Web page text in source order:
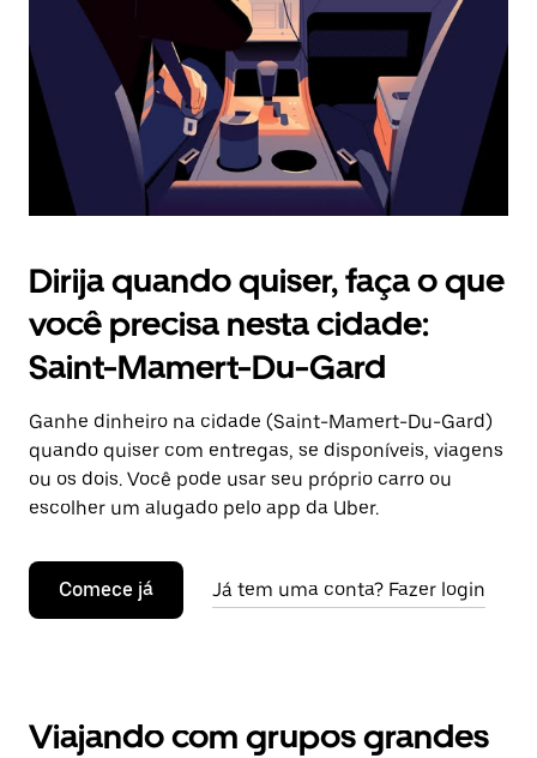
o
calendário.
Dirija quando quiser, faça o que
você precisa nesta cidade:
Saint-Mamert-Du-Gard
Ganhe dinheiro na cidade (Saint-Mamert-Du-Gard)
quando quiser com entregas, se disponíveis, viagens
ou os dois. Você pode usar seu próprio carro ou
escolher um alugado pelo app da Uber.
Comece já Já tem uma conta? Fazer login
Viajando com grupos grandes